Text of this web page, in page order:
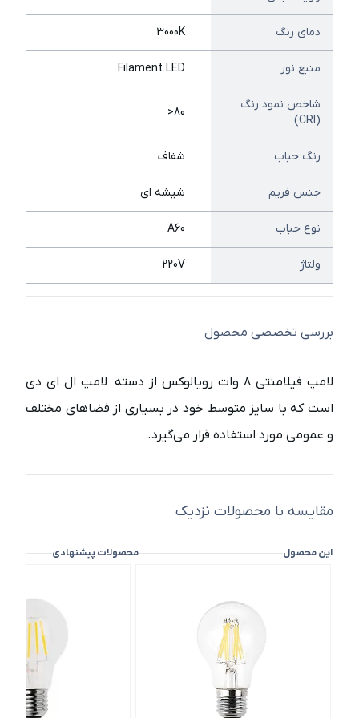
دمای رنگ 3000K
منبع نور Filament LED
شاخص نمود رنگ
(CRI)
80<
رنگ حباب شفاف
جنس فریم شیشه ای
نوع حباب A60
ولتاژ 220V
بررسی تخصصی محصول
لامپ فیلامنتی 8 وات رویالوکس
از دسته لامپ ال ای دی
است که با سایز متوسط خود در بسیاری از فضاهای مختلف
و عمومی مورد استفاده قرار می‌گیرد.
مقایسه با محصولات نزدیک
این محصول محصولات پیشنهادی